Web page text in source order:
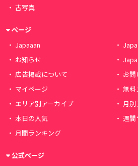
古写真
ページ
Japaaan
お知らせ
広告掲載について
お問
マイページ
無料
エリア別アーカイブ
月別
本日の人気
週間
月間ランキング
公式ページ